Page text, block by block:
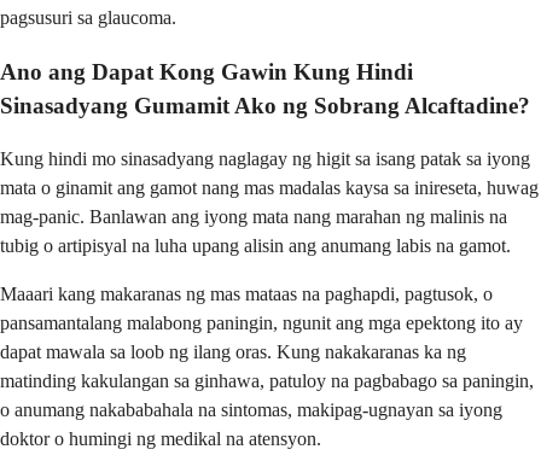
pagsusuri sa glaucoma.
Ano ang Dapat Kong Gawin Kung Hindi
Sinasadyang Gumamit Ako ng Sobrang Alcaftadine?
Kung hindi mo sinasadyang naglagay ng higit sa isang patak sa iyong
mata o ginamit ang gamot nang mas madalas kaysa sa inireseta, huwag
mag-panic. Banlawan ang iyong mata nang marahan ng malinis na
tubig o artipisyal na luha upang alisin ang anumang labis na gamot.
Maaari kang makaranas ng mas mataas na paghapdi, pagtusok, o
pansamantalang malabong paningin, ngunit ang mga epektong ito ay
dapat mawala sa loob ng ilang oras. Kung nakakaranas ka ng
matinding kakulangan sa ginhawa, patuloy na pagbabago sa paningin,
o anumang nakababahala na sintomas, makipag-ugnayan sa iyong
doktor o humingi ng medikal na atensyon.